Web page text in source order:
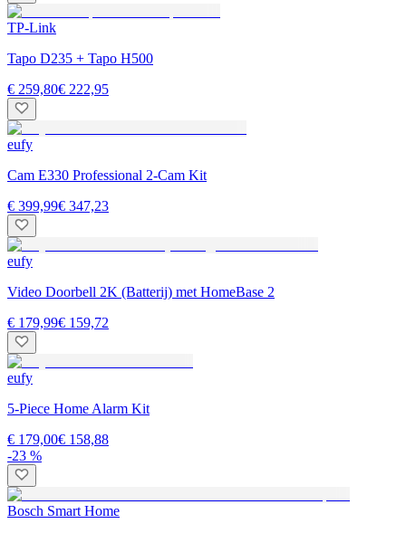
TP-Link
Tapo D235 + Tapo H500
€ 259,80€ 222,95
eufy
Cam E330 Professional 2-Cam Kit
€ 399,99€ 347,23
eufy
Video Doorbell 2K (Batterij) met HomeBase 2
€ 179,99€ 159,72
eufy
5-Piece Home Alarm Kit
€ 179,00€ 158,88
-23 %
Bosch Smart Home